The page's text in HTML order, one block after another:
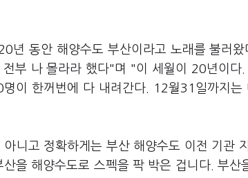
년 동안 해양수도 부산이라고 노래를 불러
부 나 몰라라 했다"며 "이 세월이 20년이
이 한꺼번에 다 내려간다. 12월31일까지는
니고 정확하게는 부산 해양수도 이전 기관
을 해양수도로 스펙을 팍 박은 겁니다. 부산